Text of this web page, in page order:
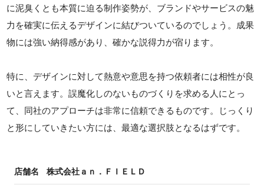
に泥臭くとも本質に迫る制作姿勢が、ブランドやサービスの魅
力を確実に伝えるデザインに結びついているのでしょう。成果
物には強い納得感があり、確かな説得力が宿ります。
特に、デザインに対して熱意や意思を持つ依頼者には相性が良
いと言えます。誤魔化しのないものづくりを求める人にとっ
て、同社のアプローチは非常に信頼できるものです。じっくり
と形にしていきたい方には、最適な選択肢となるはずです。
店舗名 株式会社ａｎ．ＦＩＥＬＤ